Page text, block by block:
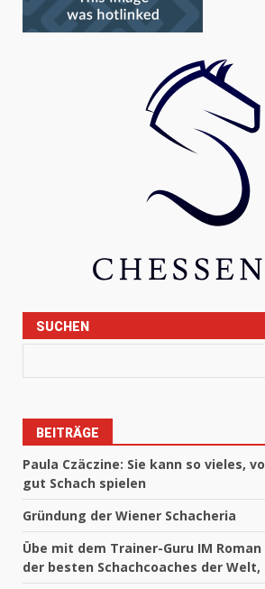
SUCHEN
BEITRÄGE
Paula Czäczine: Sie kann so vieles,
gut Schach spielen
Gründung der Wiener Schacheria
Übe mit dem Trainer-Guru IM
der besten Schachcoaches der Welt,